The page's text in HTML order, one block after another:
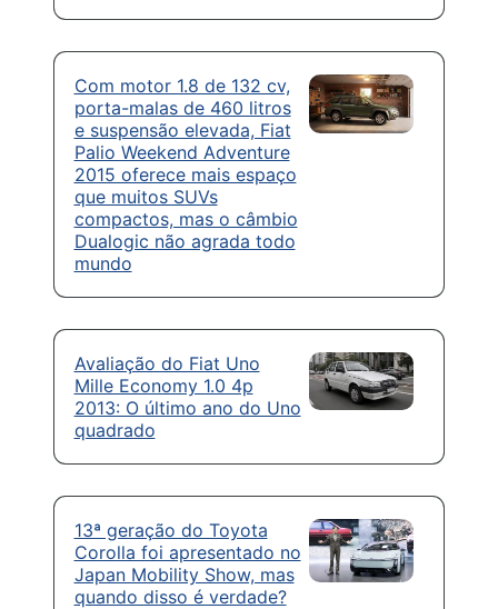
Com motor 1.8 de 132 cv,
porta-malas de 460 litros
e suspensão elevada, Fiat
Palio Weekend Adventure
2015 oferece mais espaço
que muitos SUVs
compactos, mas o câmbio
Dualogic não agrada todo
mundo
Avaliação do Fiat Uno
Mille Economy 1.0 4p
2013: O último ano do Uno
quadrado
13ª geração do Toyota
Corolla foi apresentado no
Japan Mobility Show, mas
quando disso é verdade?